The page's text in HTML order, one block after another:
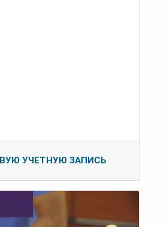
УЧЕТНУЮ ЗАПИСЬ